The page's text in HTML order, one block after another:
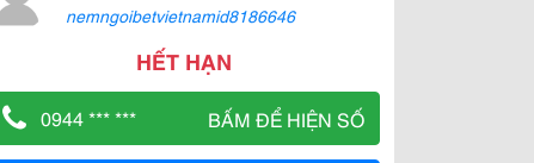
nemngoibetvietnamid8186646
HẾT HẠN
0944 *** *** BẤM ĐỂ HIỆN SỐ